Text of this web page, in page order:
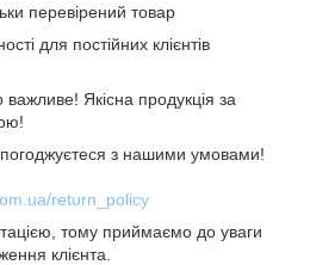
перевірений товар
для постійних клієнтів
Якісна продукція за
з нашими умовами!
return_policy
тому приймаємо до уваги
клієнта.